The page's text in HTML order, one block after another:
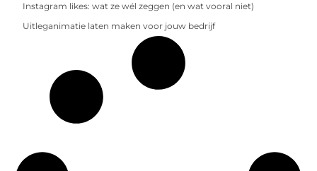
Instagram likes: wat ze wél zeggen (en wat vooral niet)
Uitleganimatie laten maken voor jouw bedrijf